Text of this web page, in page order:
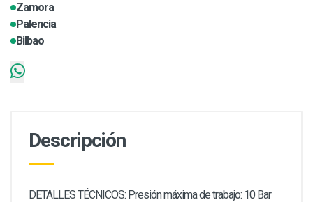
Zamora
Palencia
Bilbao
Descripción
DETALLES TÉCNICOS: Presión máxima de trabajo: 10 Bar